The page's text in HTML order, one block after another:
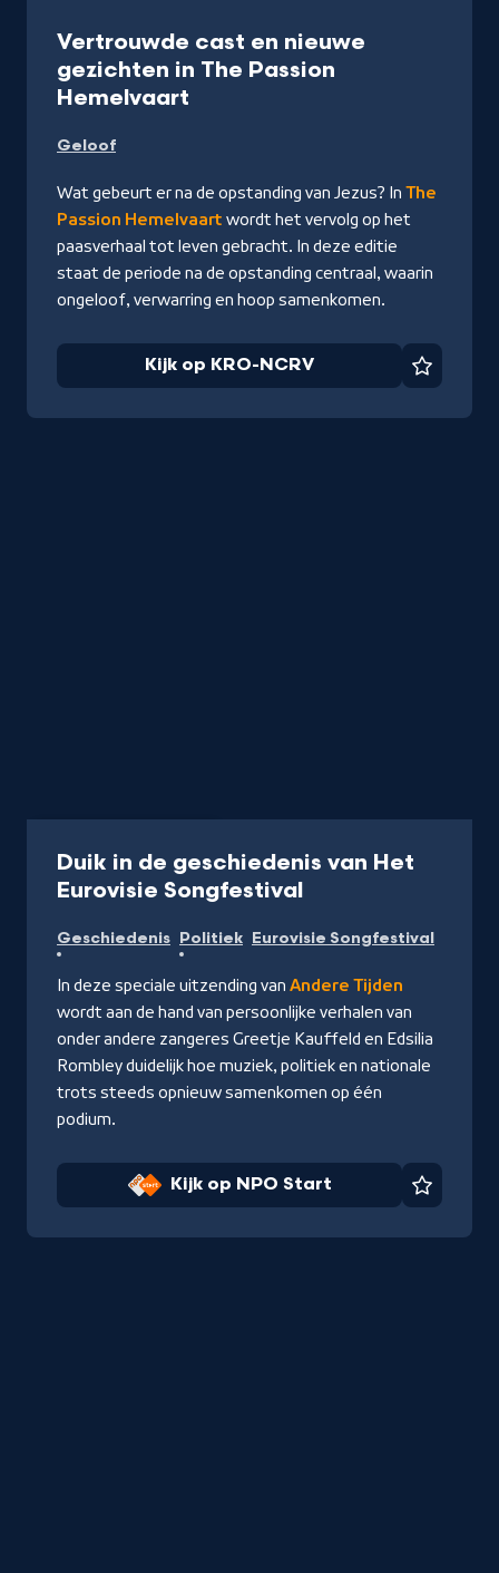
Vertrouwde cast en nieuwe
gezichten in The Passion
Hemelvaart
KRO-
NCRV
Geloof
Wat gebeurt er na de opstanding van Jezus? In The
Passion Hemelvaart wordt het vervolg op het
paasverhaal tot leven gebracht. In deze editie
staat de periode na de opstanding centraal, waarin
ongeloof, verwarring en hoop samenkomen.
Kijk op KRO-NCRV
Duik in de geschiedenis van Het
Eurovisie Songfestival-
op
NPO
Start
Geschiedenis Politiek Eurovisie Songfestival
In deze speciale uitzending van Andere Tijden
wordt aan de hand van persoonlijke verhalen van
onder andere zangeres Greetje Kauffeld en Edsilia
Rombley duidelijk hoe muziek, politiek en nationale
trots steeds opnieuw samenkomen op één
podium.
Kijk op NPO Start